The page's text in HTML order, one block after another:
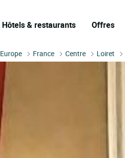
Hôtels & restaurants Offres
Europe France Centre Loiret